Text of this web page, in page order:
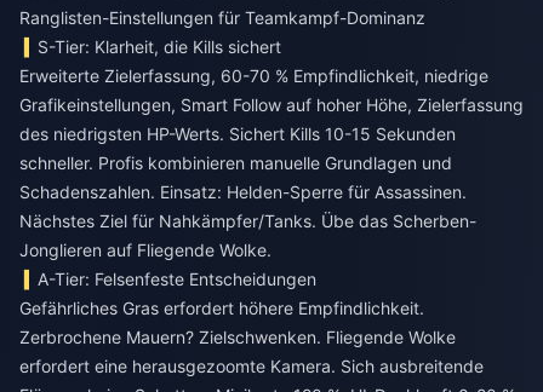
Ranglisten-Einstellungen für Teamkampf-Dominanz
S-Tier: Klarheit, die Kills sichert
Erweiterte Zielerfassung, 60-70 % Empfindlichkeit, niedrige
Grafikeinstellungen, Smart Follow auf hoher Höhe, Zielerfassung
des niedrigsten HP-Werts. Sichert Kills 10-15 Sekunden
schneller. Profis kombinieren manuelle Grundlagen und
Schadenszahlen. Einsatz: Helden-Sperre für Assassinen.
Nächstes Ziel für Nahkämpfer/Tanks. Übe das Scherben-
Jonglieren auf Fliegende Wolke.
A-Tier: Felsenfeste Entscheidungen
Gefährliches Gras erfordert höhere Empfindlichkeit.
Zerbrochene Mauern? Zielschwenken. Fliegende Wolke
erfordert eine herausgezoomte Kamera. Sich ausbreitende